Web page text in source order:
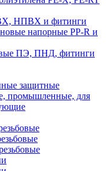
НПВХ и фитинги
напорные PP-R и
ПЭ, ПНД, фитинги
защитные
промышленные, для